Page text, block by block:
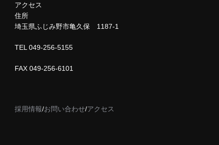
アクセス
住所
埼玉県ふじみ野市亀久保 1187-1
TEL 049-256-5155
FAX 049-256-6101
採用情報/お問い合わせ/アクセス